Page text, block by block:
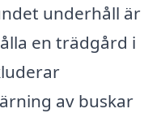
underhåll är
en trädgård i
av buskar